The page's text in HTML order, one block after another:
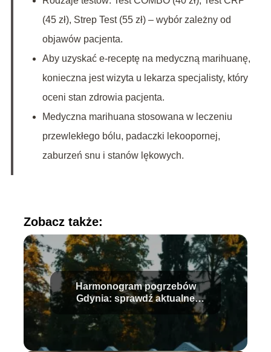
(45 zł), Strep Test (55 zł) – wybór zależny od
objawów pacjenta.
Aby uzyskać e-receptę na medyczną marihuanę,
konieczna jest wizyta u lekarza specjalisty, który
oceni stan zdrowia pacjenta.
Medyczna marihuana stosowana w leczeniu
przewlekłego bólu, padaczki lekoopornej,
zaburzeń snu i stanów lękowych.
Zobacz także:
Harmonogram pogrzebów
Gdynia: sprawdź aktualne
informacje i daty